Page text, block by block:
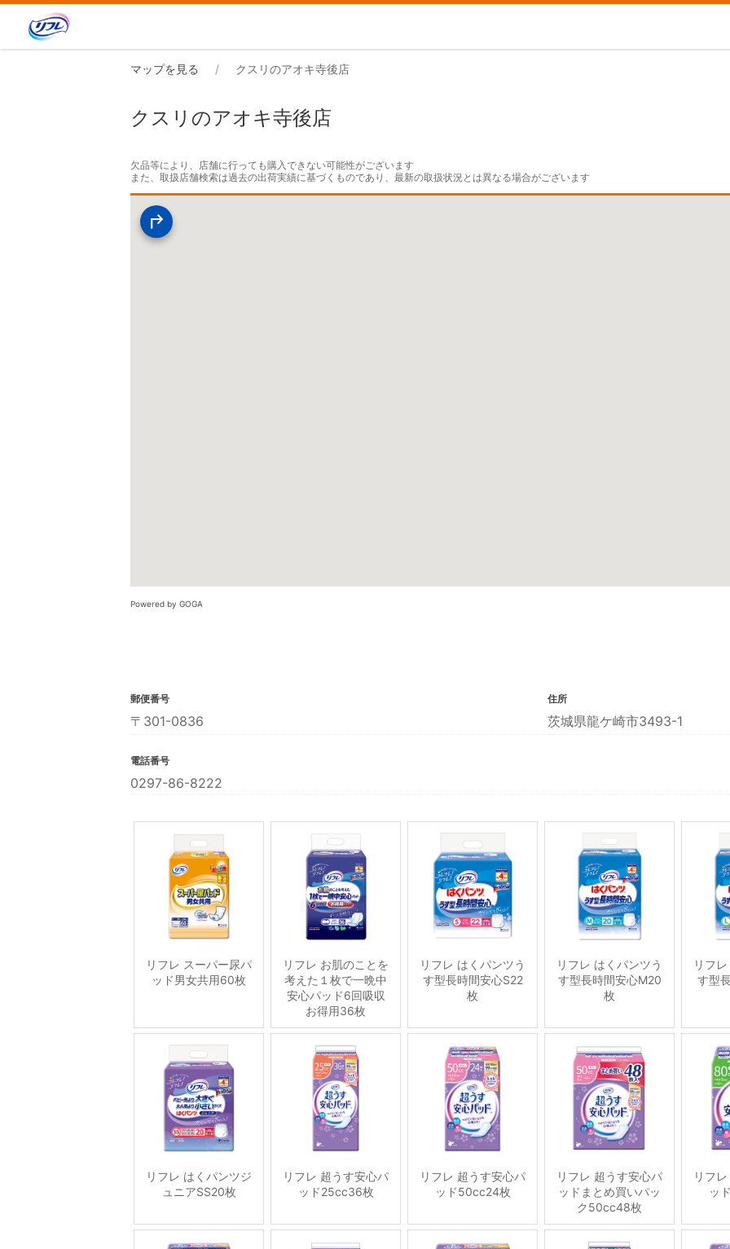
マップを見る クスリのアオキ寺後店
クスリのアオキ寺後店
欠品等により、店舗に行っても購入できない可能性がございます
また、取扱店舗検索は過去の出荷実績に基づくものであり、最新の取扱状況とは異なる場合がございます
Powered by GOGA
郵便番号
〒301-0836
住所
茨城県龍ケ崎市3493-1
電話番号
0297-86-8222
リフレ スーパー尿パ
ッド男女共用60枚
リフレ お肌のことを
考えた１枚で一晩中
安心パッド6回吸収
お得用36枚
リフレ はくパンツう
す型長時間安心S22
枚
リフレ はくパンツう
す型長時間安心M20
枚
リフ
す型
リフレ はくパンツジ
ュニアSS20枚
リフレ 超うす安心パ
ッド25cc36枚
リフレ 超うす安心パ
ッド50cc24枚
リフレ 超うす安心パ
ッドまとめ買いパッ
ク50cc48枚
リフ
ッ